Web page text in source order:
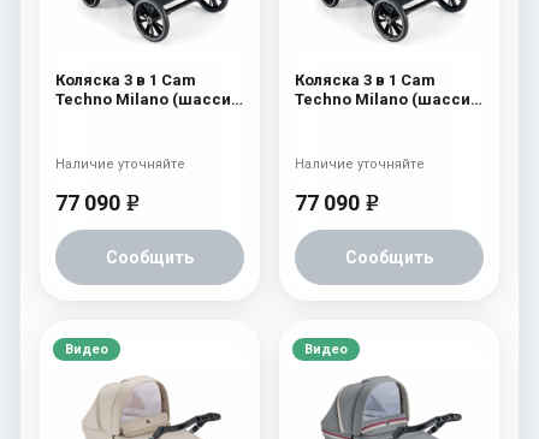
Коляска 3 в 1 Cam
Techno Milano (шасси
77 090 e
Сообщить
Наличие уточняйте
Коляска 3 в 1 Cam
Techno Milano (шасси
77 090 e
Сообщить
Наличие уточняйте
Видео Видео